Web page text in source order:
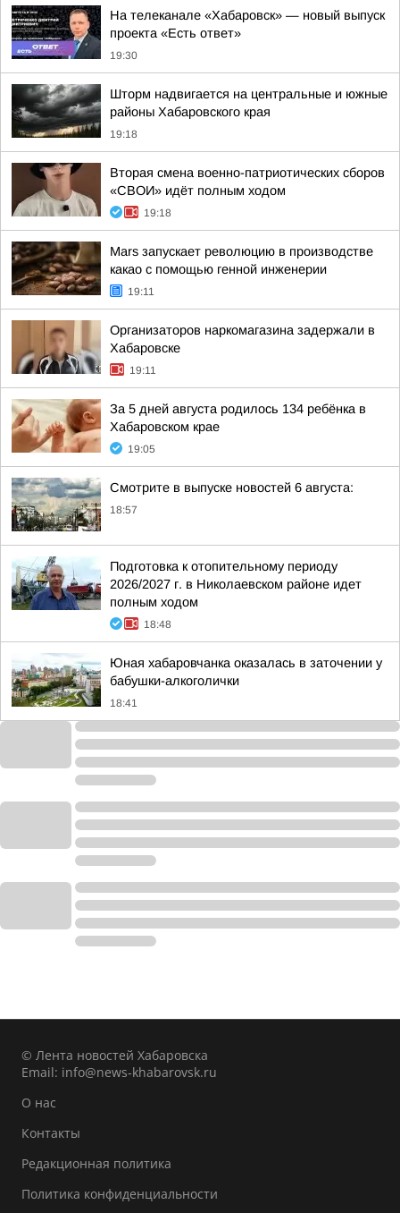
На телеканале «Хабаровск» — новый выпуск
проекта «Есть ответ»
19:30
Шторм надвигается на центральные и южные
районы Хабаровского края
19:18
Вторая смена военно-патриотических сборов
«СВОИ» идёт полным ходом
19:18
Mars запускает революцию в производстве
какао с помощью генной инженерии
19:11
Организаторов наркомагазина задержали в
Хабаровске
19:11
За 5 дней августа родилось 134 ребёнка в
Хабаровском крае
19:05
Смотрите в выпуске новостей 6 августа:
18:57
Подготовка к отопительному периоду
2026/2027 г. в Николаевском районе идет
полным ходом
18:48
Юная хабаровчанка оказалась в заточении у
бабушки-алкоголички
18:41
© Лента новостей Хабаровска
Email: info@news-khabarovsk.ru
О нас
Контакты
Редакционная политика
Политика конфиденциальности